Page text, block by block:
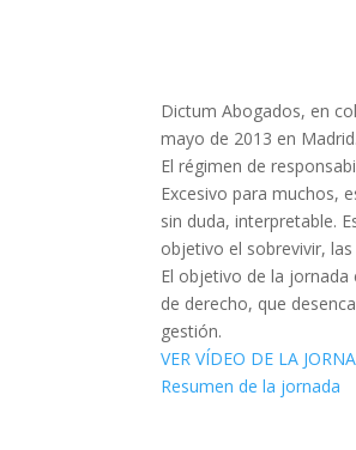
Dictum Abogados, en
mayo de 2013 en Madrid.
El régimen de
Excesivo para muchos,
sin duda, interpretable.
objetivo el sobrevivir,
El objetivo de la
de derecho, que
gestión.
VER VÍDEO DE LA
Resumen de la jornada